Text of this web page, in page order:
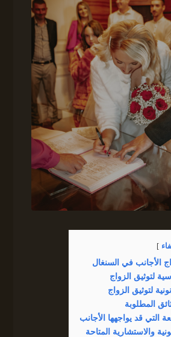
الأجانب في السنغال
لتوثيق الزواج
لتوثيق الزواج
المطلوبة
التي قد يواجهها الأجانب
والاستشارية المتاحة